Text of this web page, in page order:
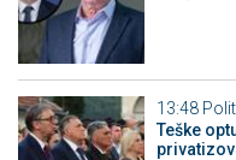
13:48
Teške